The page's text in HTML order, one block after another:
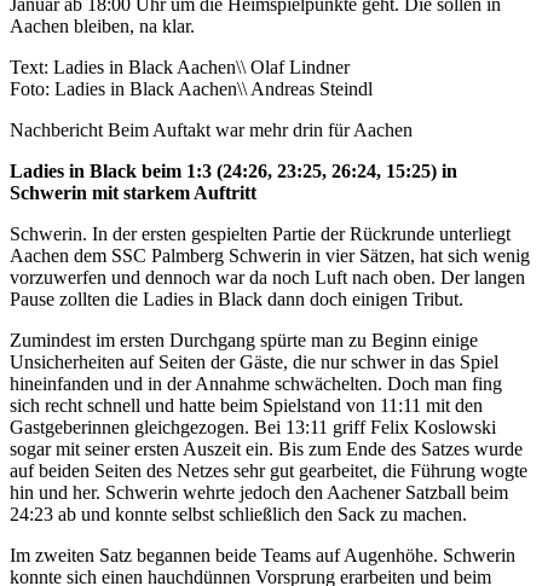
Januar ab 18:00 Uhr um die Heimspielpunkte geht. Die sollen in
Aachen bleiben, na klar.
Text: Ladies in Black Aachen\\ Olaf Lindner
Foto: Ladies in Black Aachen\\ Andreas Steindl
Nachbericht Beim Auftakt war mehr drin für Aachen
Ladies in Black beim 1:3 (24:26, 23:25, 26:24, 15:25) in
Schwerin mit starkem Auftritt
Schwerin. In der ersten gespielten Partie der Rückrunde unterliegt
Aachen dem SSC Palmberg Schwerin in vier Sätzen, hat sich wenig
vorzuwerfen und dennoch war da noch Luft nach oben. Der langen
Pause zollten die Ladies in Black dann doch einigen Tribut.
Zumindest im ersten Durchgang spürte man zu Beginn einige
Unsicherheiten auf Seiten der Gäste, die nur schwer in das Spiel
hineinfanden und in der Annahme schwächelten. Doch man fing
sich recht schnell und hatte beim Spielstand von 11:11 mit den
Gastgeberinnen gleichgezogen. Bei 13:11 griff Felix Koslowski
sogar mit seiner ersten Auszeit ein. Bis zum Ende des Satzes wurde
auf beiden Seiten des Netzes sehr gut gearbeitet, die Führung wogte
hin und her. Schwerin wehrte jedoch den Aachener Satzball beim
24:23 ab und konnte selbst schließlich den Sack zu machen.
Im zweiten Satz begannen beide Teams auf Augenhöhe. Schwerin
konnte sich einen hauchdünnen Vorsprung erarbeiten und beim